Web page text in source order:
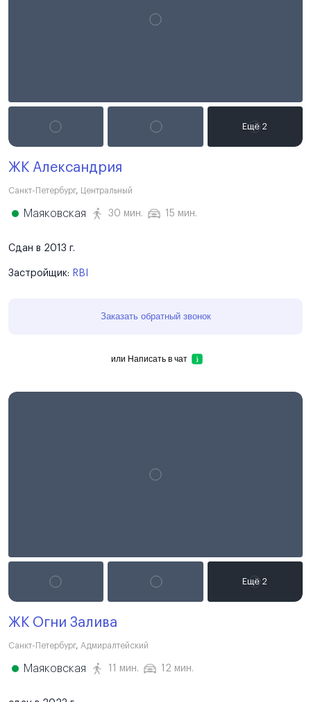
ЖК Александрия
Санкт-Петербург, Центральный
Маяковская 30 мин. 15 мин.
Сдан в 2013 г.
Застройщик: RBI
Заказать обратный звонок
или Написать в чат
ЖК Огни Залива
Санкт-Петербург, Адмиралтейский
Маяковская 11 мин. 12 мин.